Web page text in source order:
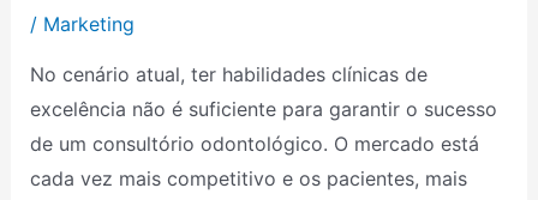
/ Marketing
No cenário atual, ter habilidades clínicas de
excelência não é suficiente para garantir o sucesso
de um consultório odontológico. O mercado está
cada vez mais competitivo e os pacientes, mais